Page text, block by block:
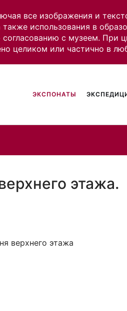
все изображения и
использования в
с музеем. При
целиком или частично в
ЭКСПОНАТЫ
этажа.
верхнего этажа